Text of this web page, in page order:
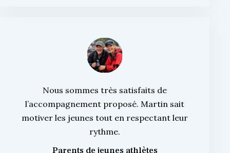
Nous sommes très satisfaits de
l’accompagnement proposé. Martin sait
motiver les jeunes tout en respectant leur
rythme.
Parents de jeunes athlètes